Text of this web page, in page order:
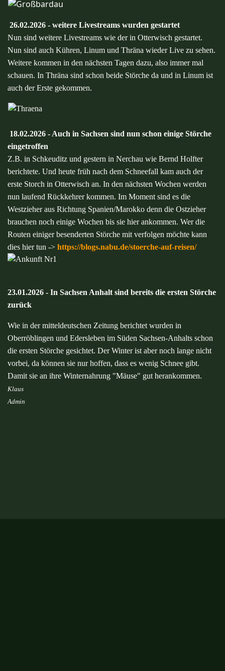
26.02.2026 - weitere Livestreams wurden gestartet
Nun sind weitere Livestreams wie der in Otterwisch gestartet.
Nun sind auch Kühren, Linum und Thräna wieder Live zu sehen.
Weitere kommen in den nächsten Tagen dazu, also immer mal
schauen. In Thräna sind schon beide Störche da und in Linum ist
auch der Erste gekommen.
18.02.2026 - Auch in Sachsen sind nun schon einige Störche
eingetroffen
Z.B. in Schkeuditz und gestern in Nerchau wie Bernd Holfter
berichtete. Und heute früh nach dem Schneefall kam auch der
erste Storch in Otterwisch an. In den nächsten Wochen werden
nun laufend Rückkehrer kommen. Im Moment sind es die
Westzieher aus Richtung Spanien/Marokko denn die Ostzieher
brauchen noch einige Wochen bis sie hier ankommen. Wer die
Routen einiger besenderten Störche mit verfolgen möchte kann
dies hier tun -> https://blogs.nabu.de/stoerche-auf-reisen/
23.01.2026 - In Sachsen Anhalt sind bereits die ersten Störche
zurück
Wie in der mitteldeutschen Zeitung berichtet wurden in
Oberröblingen und Edersleben im Süden Sachsen-Anhalts schon
die ersten Störche gesichtet. Der Winter ist aber noch lange nicht
vorbei, da können sie nur hoffen, dass es wenig Schnee gibt.
Damit sie an ihre Winternahrung "Mäuse" gut herankommen.
Klaus
Admin